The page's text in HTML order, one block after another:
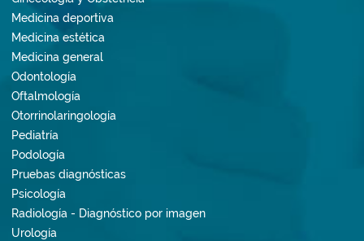
Medicina deportiva
Medicina estética
Medicina general
Odontología
Oftalmología
Otorrinolaringología
Pediatría
Podología
Pruebas diagnósticas
Psicología
Radiología - Diagnóstico por imagen
Urología